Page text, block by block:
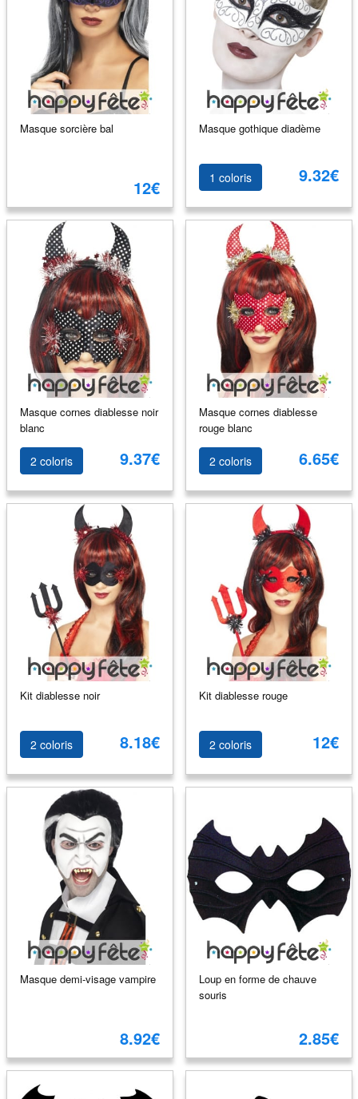
Masque sorcière bal
12€
Masque gothique diadème
1 coloris 9.32€
Masque cornes diablesse noir
blanc
2 coloris 9.37€
Masque cornes diablesse
rouge blanc
2 coloris 6.65€
Kit diablesse noir
2 coloris 8.18€
Kit diablesse rouge
2 coloris 12€
Masque demi-visage vampire
8.92€
Loup en forme de chauve
souris
2.85€